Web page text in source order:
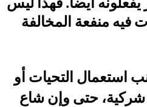
أيضاً. فهذا ليس
فيه منفعة المخالفة
استعمال التحيات أو
شركية، حتى وإن شاع